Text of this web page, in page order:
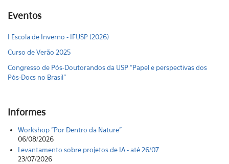
Eventos
I Escola de Inverno - IFUSP (2026)
Curso de Verão 2025
Congresso de Pós-Doutorandos da USP “Papel e perspectivas dos
Pós-Docs no Brasil"
Informes
Workshop "Por Dentro da Nature"
06/08/2026
Levantamento sobre projetos de IA - até 26/07
23/07/2026